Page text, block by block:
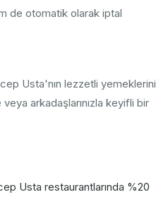
de otomatik olarak iptal
Usta'nın lezzetli yemeklerini
arkadaşlarınızla keyifli bir
Usta restaurantlarında %20